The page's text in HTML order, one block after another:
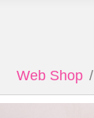
Web Shop